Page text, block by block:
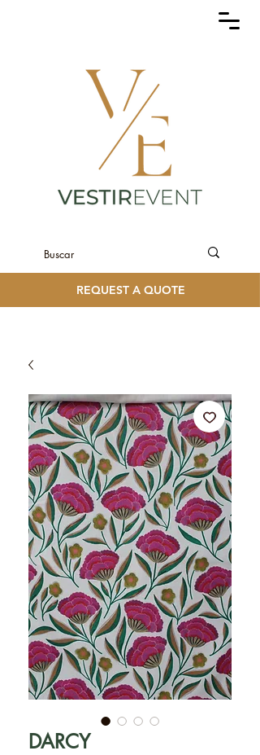
REQUEST A QUOTE
DARCY